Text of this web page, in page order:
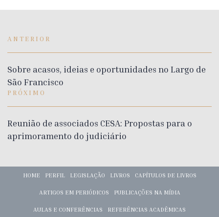
ANTERIOR
Sobre acasos, ideias e oportunidades no Largo de
São Francisco
PRÓXIMO
Reunião de associados CESA: Propostas para o
aprimoramento do judiciário
HOME PERFIL LEGISLAÇÃO LIVROS CAPÍTULOS DE LIVROS
ARTIGOS EM PERIÓDICOS PUBLICAÇÕES NA MÍDIA
AULAS E CONFERÊNCIAS REFERÊNCIAS ACADÊMICAS